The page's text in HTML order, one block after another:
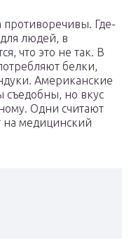
противоречивы. Где-
людей, в
что это не так. В
белки,
Американские
съедобны, но вкус
Одни считают
на медицинский